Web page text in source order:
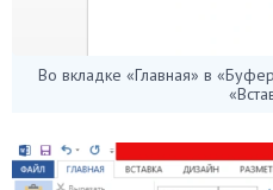
Во вкладке «Главная» в